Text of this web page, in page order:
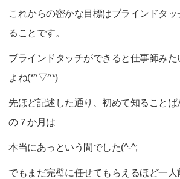
これからの密かな目標はブラインドタ
ることです。
ブラインドタッチができると仕事師み
よね(*^▽^*)
先ほど記述した通り、初めて知ることば
の７か月は
本当にあっという間でした(^-^;
でもまだ完璧に任せてもらえるほど一